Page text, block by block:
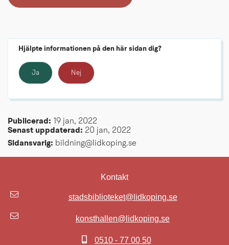
Hjälpte informationen på den här sidan dig?
Ja Nej
Publicerad:
19 jan, 2022
Senast uppdaterad: 20 jan, 2022
Sidansvarig: bildning@lidkoping.se
Kontakt
stadsbiblioteket@lidkoping.se
konsthallen@lidkoping.se
0510 - 77 00 50